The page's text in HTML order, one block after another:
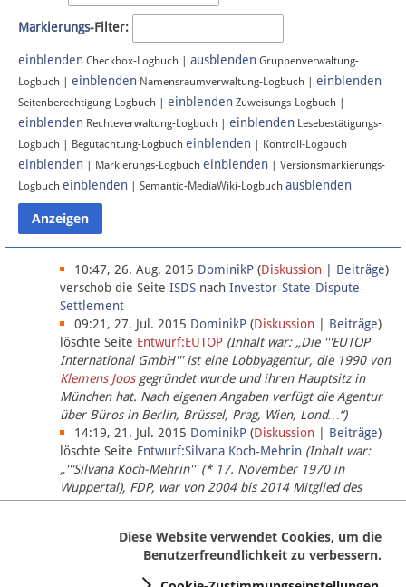
Bluesky
Facebook
Instagram
Anmelden
Datenschutz
Über Lobbypedia
Impressum
Markierungs-Filter:
einblenden Checkbox-Logbuch | ausblenden Gruppenverwaltung-
Logbuch | einblenden Namensraumverwaltung-Logbuch | einblenden
Seitenberechtigung-Logbuch | einblenden Zuweisungs-Logbuch |
einblenden Rechteverwaltung-Logbuch | einblenden Lesebestätigungs-
Logbuch | Begutachtung-Logbuch einblenden | Kontroll-Logbuch
einblenden | Markierungs-Logbuch einblenden | Versionsmarkierungs-
Logbuch einblenden | Semantic-MediaWiki-Logbuch ausblenden
10:47, 26. Aug. 2015 DominikP (Diskussion Beiträge)
verschob die Seite ISDS nach Investor-State-Dispute-
Settlement
09:21, 27. Jul. 2015 DominikP (Diskussion Beiträge)
löschte Seite Entwurf:EUTOP (Inhalt war: „Die '''EUTOP
International GmbH''' ist eine Lobbyagentur, die 1990 von
Klemens Joosgegründet wurde und ihren Hauptsitz in
München hat. Nach eigenen Angaben verfügt die Agentur
über Büros in Berlin, Brüssel, Prag, Wien, Lond…“)
14:19, 21. Jul. 2015 DominikP (Diskussion Beiträge)
löschte Seite Entwurf:Silvana Koch-Mehrin (Inhalt war:
„'''Silvana Koch-Mehrin''' (* 17. November 1970 in
Wuppertal), FDP, war von 2004 bis 2014 Mitglied des
Europäischen Parlaments, seit November 2014 ist sie für
Diese Website verwendet Cookies, um die
Benutzerfreundlichkeit zu verbessern.